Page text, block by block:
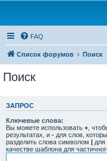
FAQ
Список форумов Поиск
Поиск
ЗАПРОС
Ключевые слова:
Вы можете использовать + ,
результатах, и - для слов,
разделить слова символом | для
качестве шаблона для